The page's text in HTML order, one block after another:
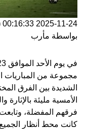
2025-11-24 00:16:33
بواسطة مأرب
مجموعة من المباريات
الشديدة بين الفرق
الأمسية مليئة
فرقهم المفضلة،
كانت محط أنظار